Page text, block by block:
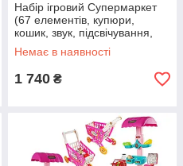
Набір ігровий Супермаркет
(67 елементів, купюри,
кошик, звук, підсвічування,
продукти, сканер, ваги) 922-
200
Немає в наявності
1 740 ₴